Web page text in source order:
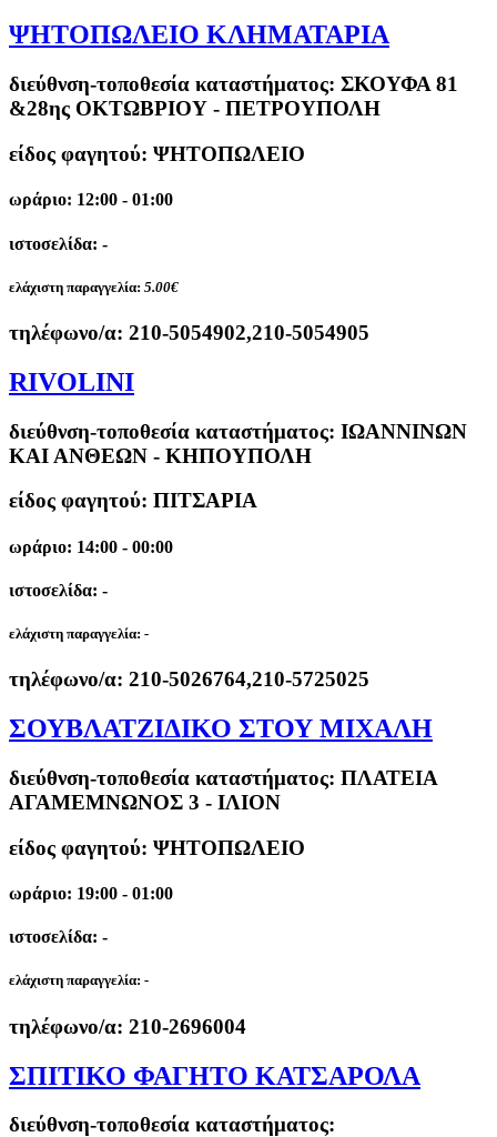
ΨΗΤΟΠΩΛΕΙΟ ΚΛΗΜΑΤΑΡΙΑ
διεύθνση-τοποθεσία καταστήματος: ΣΚΟΥΦΑ 81
&28ης ΟΚΤΩΒΡΙΟΥ - ΠΕΤΡΟΥΠΟΛΗ
είδος φαγητού: ΨΗΤΟΠΩΛΕΙΟ
ωράριο: 12:00 - 01:00
ιστοσελίδα: -
ελάχιστη παραγγελία: 5.00€
τηλέφωνο/α: 210-5054902,210-5054905
RIVOLINI
διεύθνση-τοποθεσία καταστήματος: ΙΩΑΝΝΙΝΩΝ
ΚΑΙ ΑΝΘΕΩΝ - ΚΗΠΟΥΠΟΛΗ
είδος φαγητού: ΠΙΤΣΑΡΙΑ
ωράριο: 14:00 - 00:00
ιστοσελίδα: -
ελάχιστη παραγγελία: -
τηλέφωνο/α: 210-5026764,210-5725025
ΣΟΥΒΛΑΤΖΙΔΙΚΟ ΣΤΟΥ ΜΙΧΑΛΗ
διεύθνση-τοποθεσία καταστήματος: ΠΛΑΤΕΙΑ
ΑΓΑΜΕΜΝΩΝΟΣ 3 - ΙΛΙΟΝ
είδος φαγητού: ΨΗΤΟΠΩΛΕΙΟ
ωράριο: 19:00 - 01:00
ιστοσελίδα: -
ελάχιστη παραγγελία: -
τηλέφωνο/α: 210-2696004
ΣΠΙΤΙΚΟ ΦΑΓΗΤΟ ΚΑΤΣΑΡΟΛΑ
διεύθνση-τοποθεσία καταστήματος: